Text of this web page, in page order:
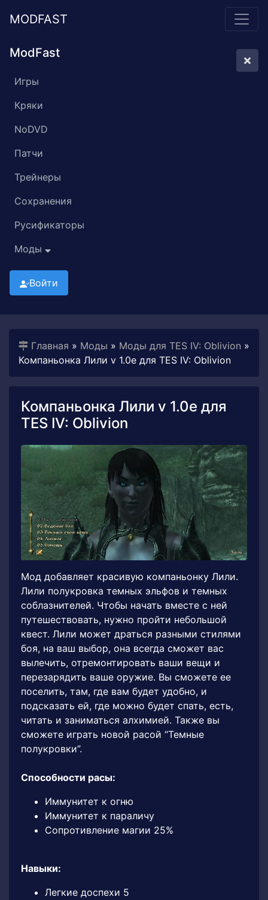
MODFAST
ModFast
Игры
Кряки
NoDVD
Патчи
Трейнеры
Сохранения
Русификаторы
Моды
Войти
Главная » Моды » Моды для TES IV: Oblivion »
Компаньонка Лили v 1.0e для TES IV: Oblivion
Компаньонка Лили v 1.0e для
TES IV: Oblivion
Мод добавляет красивую компаньонку Лили.
Лили полукровка темных эльфов и темных
соблазнителей. Чтобы начать вместе с ней
путешествовать, нужно пройти небольшой
квест. Лили может драться разными стилями
боя, на ваш выбор, она всегда сможет вас
вылечить, отремонтировать ваши вещи и
перезарядить ваше оружие. Вы сможете ее
поселить, там, где вам будет удобно, и
подсказать ей, где можно будет спать, есть,
читать и заниматься алхимией. Также вы
сможете играть новой расой “Темные
полукровки”.
Способности расы:
Иммунитет к огню
Иммунитет к параличу
Сопротивление магии 25%
Навыки:
Легкие доспехи 5